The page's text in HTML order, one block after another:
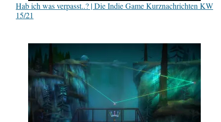
Hab ich was verpasst..? | Die Indie Game Kurznachrichten KW
15/21